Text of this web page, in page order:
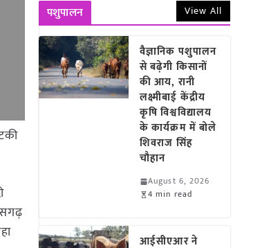
पशुपालन View All
वैज्ञानिक पशुपालन
से बढ़ेगी किसानों
की आय, रानी
लक्ष्मीबाई केंद्रीय
कृषि विश्वविद्यालय
के कार्यक्रम में बोले
शिवराज सिंह
चौहान
August 6, 2026
4 min read
आईसीएआर ने